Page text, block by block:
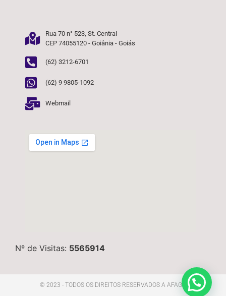
Rua 70 n° 523, St. Central
CEP 74055120 - Goiânia - Goiás
(62) 3212-6701
(62) 9 9805-1092
Webmail
Nº de Visitas: 5565914
© 2023 - TODOS OS DIREITOS RESERVADOS A AFAGO